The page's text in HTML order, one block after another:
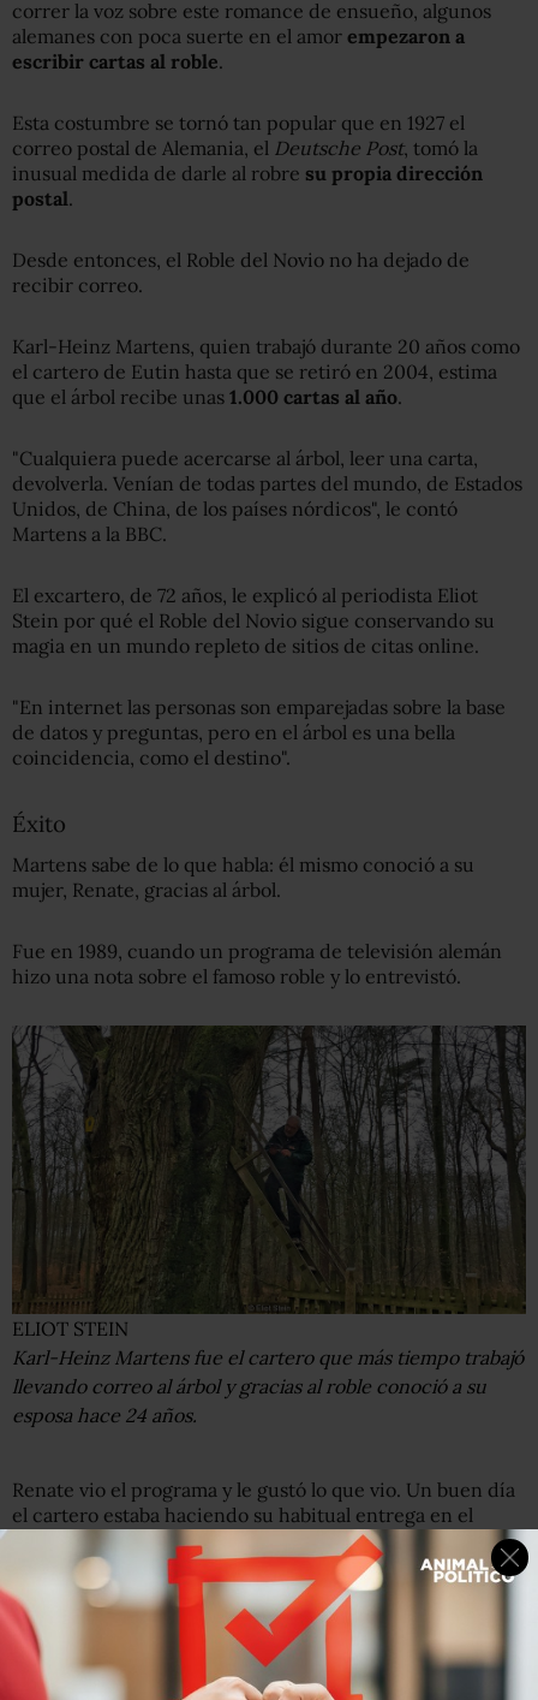
correr la voz sobre este romance de ensueño, algunos
alemanes con poca suerte en el amor empezaron a
escribir cartas al roble.
Esta costumbre se tornó tan popular que en 1927 el
correo postal de Alemania, el Deutsche Post, tomó la
inusual medida de darle al robre su propia dirección
postal.
Desde entonces, el Roble del Novio no ha dejado de
recibir correo.
Karl-Heinz Martens, quien trabajó durante 20 años como
el cartero de Eutin hasta que se retiró en 2004, estima
que el árbol recibe unas 1.000 cartas al año.
"Cualquiera puede acercarse al árbol, leer una carta,
devolverla. Venían de todas partes del mundo, de Estados
Unidos, de China, de los países nórdicos", le contó
Martens a la BBC.
El excartero, de 72 años, le explicó al periodista Eliot
Stein por qué el Roble del Novio sigue conservando su
magia en un mundo repleto de sitios de citas online.
"En internet las personas son emparejadas sobre la base
de datos y preguntas, pero en el árbol es una bella
coincidencia, como el destino".
Éxito
Martens sabe de lo que habla: él mismo conoció a su
mujer, Renate, gracias al árbol.
Fue en 1989, cuando un programa de televisión alemán
hizo una nota sobre el famoso roble y lo entrevistó.
ELIOT STEIN
Karl-Heinz Martens fue el cartero que más tiempo trabajó
llevando correo al árbol y gracias al roble conoció a su
esposa hace 24 años.
Renate vio el programa y le gustó lo que vio. Un buen día
el cartero estaba haciendo su habitual entrega en el
Roble del Novio y notó un mensaje que estaba dirigido a
Decía: " Me gustaría conocerte
. Eres mi tipo. Yo también
estoy soltera en este momento".